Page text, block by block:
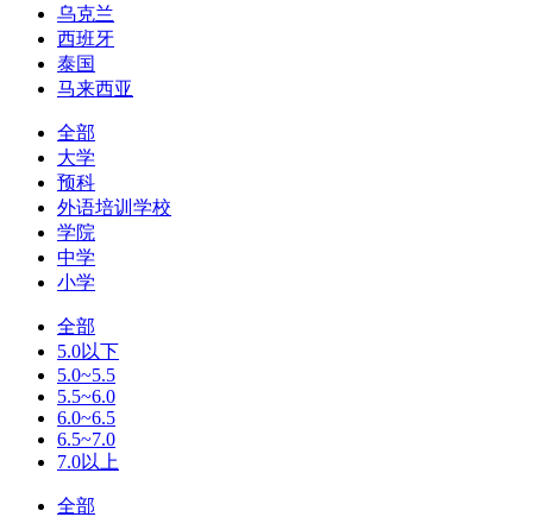
乌克兰
西班牙
泰国
马来西亚
全部
大学
预科
外语培训学校
学院
中学
小学
全部
5.0以下
5.0~5.5
5.5~6.0
6.0~6.5
6.5~7.0
7.0以上
全部